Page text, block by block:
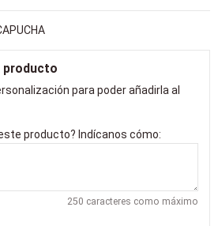
producto
para poder añadirla al
producto? Indícanos cómo:
250 caracteres como máximo